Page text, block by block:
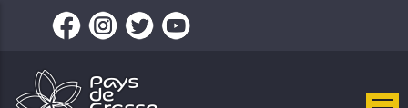
contenu
principal